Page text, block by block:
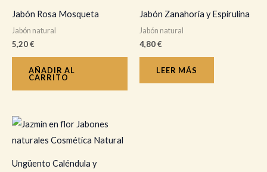
Jabón Rosa Mosqueta
Jabón natural
5,20€
AÑADIR AL
CARRITO
Jabón Zanahoria y Espirulina
Jabón natural
4,80€
LEER MÁS
Ungüento Caléndula y
Rango
de
precios:
8,00 €